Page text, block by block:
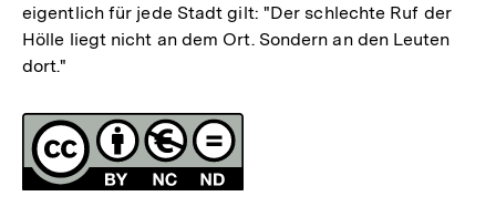
eigentlich für jede Stadt gilt: "Der schlechte Ruf der
Hölle liegt nicht an dem Ort. Sondern an den Leuten
dort."
Fussnoten
Lizenz